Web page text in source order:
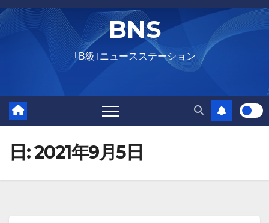
BNS
｢B級｣ニュースステーション
日:2021年9月5日